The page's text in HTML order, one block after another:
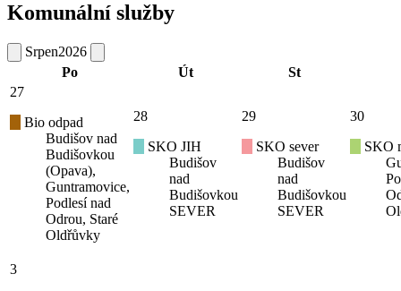
Komunální služby
Srpen2026
Po
Út
St
27
Bio odpad
Budišov nad
Budišovkou
(Opava),
Guntramovice,
Podlesí nad
Odrou, Staré
Oldřůvky
28
SKO JIH
Budišov
nad
Budišovkou
SEVER
29
SKO sever
Budišov
nad
Budišovkou
SEVER
30
SKO
3